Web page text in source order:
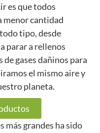
es que todos
menor cantidad
tipo, desde
parar a rellenos
gases dañinos para
el mismo aire y
planeta.
más grandes ha sido